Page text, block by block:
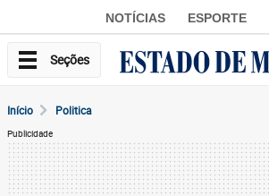
NOTÍCIAS ESPORTE
Seções
Início Politica
Publicidade